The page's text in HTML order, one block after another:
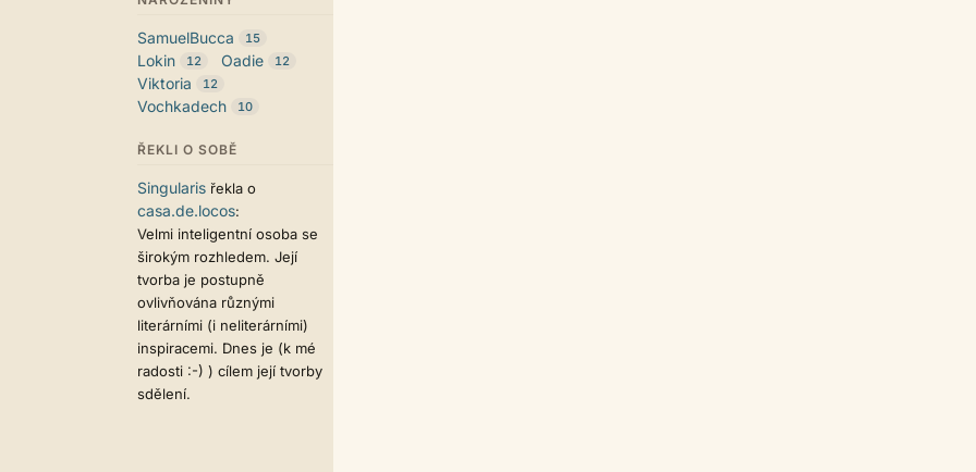
SamuelBucca 15
Lokin 12 Oadie 12
Viktoria 12
Vochkadech 10
ŘEKLI O SOBĚ
Singularis řekla o
casa.de.locos:
Velmi inteligentní osoba se
širokým rozhledem. Její
tvorba je postupně
ovlivňována různými
literárními (i neliterárními)
inspiracemi. Dnes je (k mé
radosti :-) ) cílem její tvorby
sdělení.